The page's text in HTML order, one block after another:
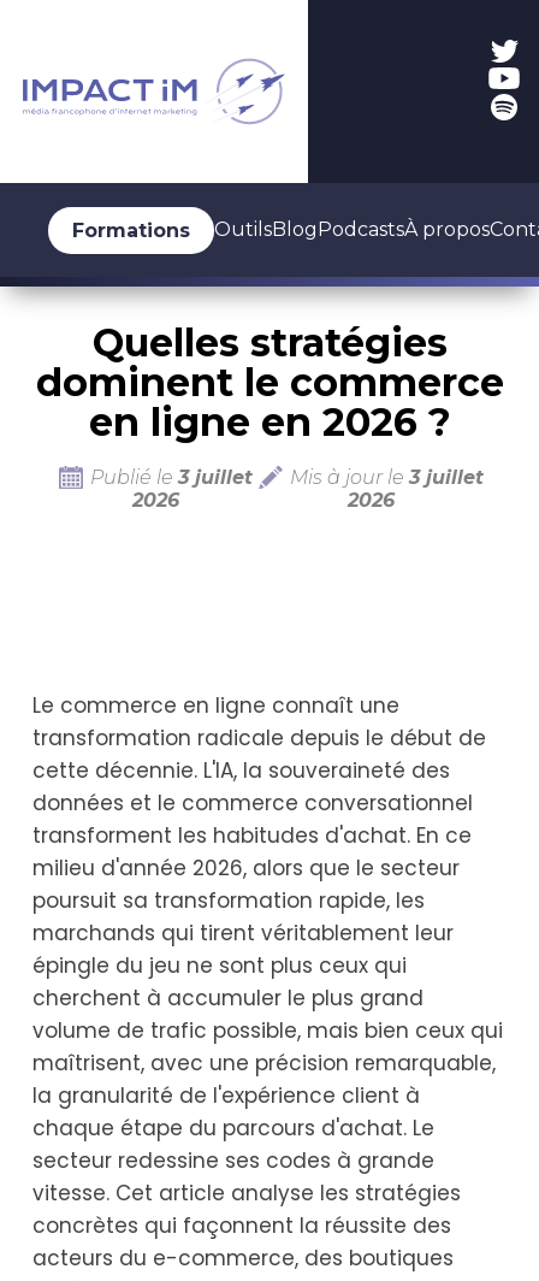
Formations OutilsBlogPodcastsÀ propos
Quelles stratégies
dominent le commerce
en ligne en 2026 ?
Publié le3 juillet
2026
Mis à jour le3 juillet
2026
Le commerce en ligne connaît une
transformation radicale depuis le début de
cette décennie. L'IA, la souveraineté des
données et le commerce conversationnel
transforment les habitudes d'achat. En ce
milieu d'année 2026, alors que le secteur
poursuit sa transformation rapide, les
marchands qui tirent véritablement leur
épingle du jeu ne sont plus ceux qui
cherchent à accumuler le plus grand
volume de trafic possible, mais bien ceux qui
maîtrisent, avec une précision remarquable,
la granularité de l'expérience client à
chaque étape du parcours d'achat. Le
secteur redessine ses codes à grande
vitesse. Cet article analyse les stratégies
concrètes qui façonnent la réussite des
acteurs du e-commerce, des boutiques